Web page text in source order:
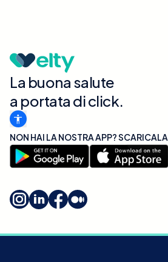
La buona salute
a portata di click.
NON HAI LA NOSTRA APP? SCARICALA